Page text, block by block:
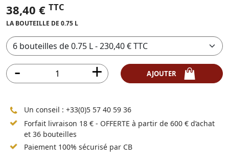
38,40 € TTC
LA BOUTEILLE DE 0.75 L
Un conseil : +33(0)5 57 40 59 36
Forfait livraison 18 € - OFFERTE à partir de 600 € d’achat
et 36 bouteilles
Paiement 100% sécurisé par CB